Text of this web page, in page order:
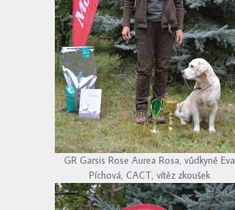
GR Garsis Rose Aurea Rosa, vůdkyně Eva
Píchová, CACT, vítěz zkoušek